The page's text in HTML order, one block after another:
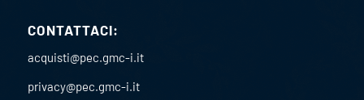
CONTATTACI:
acquisti@pec.gmc-i.it
privacy@pec.gmc-i.it